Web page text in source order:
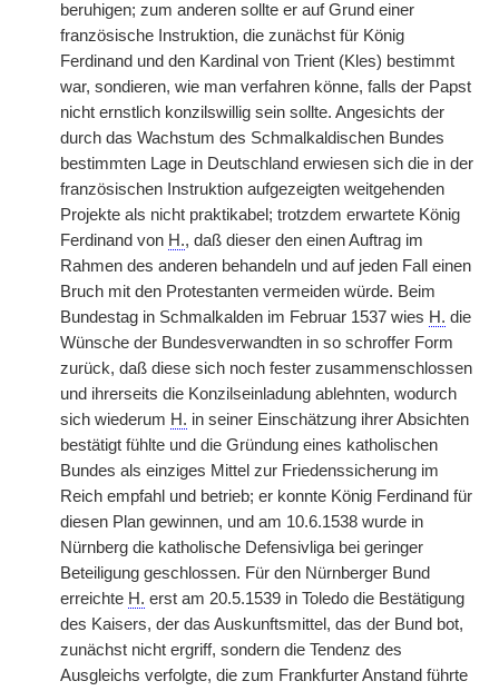
beruhigen; zum anderen sollte er auf Grund einer
französische Instruktion, die zunächst für König
Ferdinand und den Kardinal von Trient (Kles) bestimmt
war, sondieren, wie man verfahren könne, falls der Papst
nicht ernstlich konzilswillig sein sollte. Angesichts der
durch das Wachstum des Schmalkaldischen Bundes
bestimmten Lage in Deutschland erwiesen sich die in der
französischen Instruktion aufgezeigten weitgehenden
Projekte als nicht praktikabel; trotzdem erwartete König
Ferdinand von H., daß dieser den einen Auftrag im
Rahmen des anderen behandeln und auf jeden Fall einen
Bruch mit den Protestanten vermeiden würde. Beim
Bundestag in Schmalkalden im Februar 1537 wies H. die
Wünsche der Bundesverwandten in so schroffer Form
zurück, daß diese sich noch fester zusammenschlossen
und ihrerseits die Konzilseinladung ablehnten, wodurch
sich wiederum H. in seiner Einschätzung ihrer Absichten
bestätigt fühlte und die Gründung eines katholischen
Bundes als einziges Mittel zur Friedenssicherung im
Reich empfahl und betrieb; er konnte König Ferdinand für
diesen Plan gewinnen, und am 10.6.1538 wurde in
Nürnberg die katholische Defensivliga bei geringer
Beteiligung geschlossen. Für den Nürnberger Bund
erreichte H. erst am 20.5.1539 in Toledo die Bestätigung
des Kaisers, der das Auskunftsmittel, das der Bund bot,
zunächst nicht ergriff, sondern die Tendenz des
Ausgleichs verfolgte, die zum Frankfurter Anstand führte